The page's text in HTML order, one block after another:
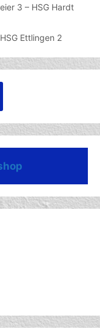
3 – HSG Hardt
Ettlingen 2